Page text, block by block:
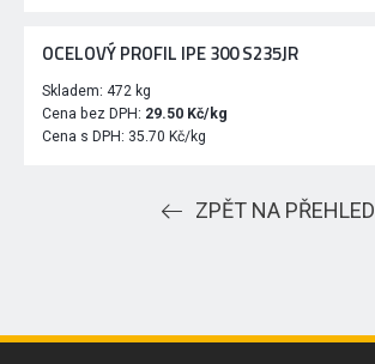
OCELOVÝ PROFIL IPE 300 S235JR
Skladem: 472 kg
Cena bez DPH: 29.50 Kč/kg
Cena s DPH: 35.70 Kč/kg
ZPĚT NA PŘEHLED